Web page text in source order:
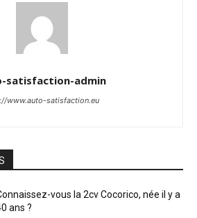
satisfaction-admin
www.auto-satisfaction.eu
vous la 2cv Cocorico, née il y a
ans ?